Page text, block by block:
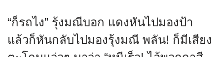
“ก็รถไง” รุ้งมณีบอก แดงหันไปมองป้า
แล้วก็หันกลับไปมองรุ้งมณี พลัน! ก็มีเสียง